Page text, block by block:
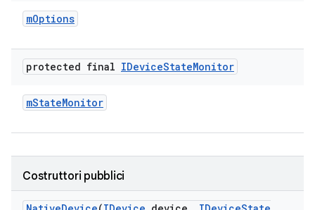
mOptions
protected final IDeviceStateMonitor
mStateMonitor
Costruttori pubblici